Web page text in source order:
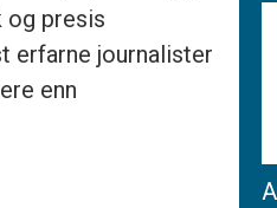
og presis
erfarne journalister
enn